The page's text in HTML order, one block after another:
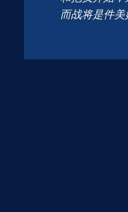
而战将是件美